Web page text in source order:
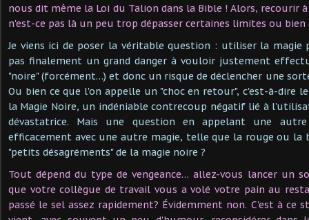
nous dit même la Loi du Talion dans la Bible ! Alors, recourir
n'est-ce pas là un peu trop dépasser certaines limites ou bien
Je viens ici de poser la véritable question : utiliser la magie
pas finalement un grand danger à vouloir justement
"noire" (forcément…) et donc un risque de déclencher une
Ou bien ce que l'on appelle un "choc en retour", c'est-à-dire
la Magie Noire, un indéniable contrecoup négatif lié à
dévastatrice. Mais une question en appelant une
efficacement avec une autre magie, telle que la rouge ou la
"petits désagréments" de la magie noire ?
Tout dépend du type de vengeance… allez-vous lancer un
que votre collègue de travail vous a volé votre pain au
passé le sel assez rapidement? Évidemment non. C'est à ce